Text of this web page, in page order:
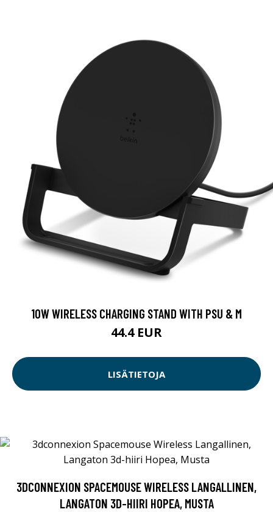
10W WIRELESS CHARGING STAND WITH PSU & M
44.4 EUR
LISÄTIETOJA
3DCONNEXION SPACEMOUSE WIRELESS LANGALLINEN,
LANGATON 3D-HIIRI HOPEA, MUSTA